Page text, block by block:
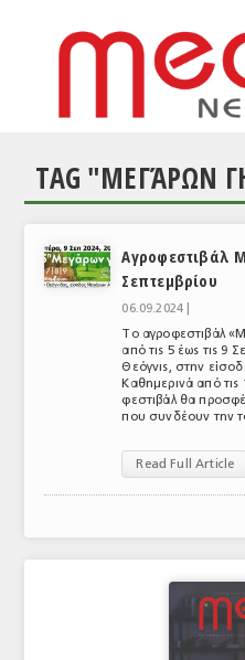
ΕΙΔΗΣΕΙΣ
ΘΕΜΑΤΑ
TAG "ΜΕΓΆΡΩΝ
Αγροφεστιβάλ
Σεπτεμβρίου
06.09.2024 |
Το αγροφεστιβάλ
από τις 5 έως τις 9
Θεόγνις, στην
Καθημερινά από
φεστιβάλ θα
που συνδέουν την
Read Full Article